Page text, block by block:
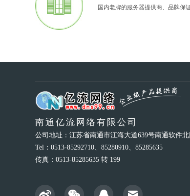
国内老牌的服务器提供商、品牌保
南通亿流网络有限公司
公司地址：江苏省南通市江海大道639号南通软件北
Tel：0513-85292710、85280910、85285635
传真：0513-85285635 转 199